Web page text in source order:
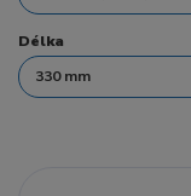
Délka